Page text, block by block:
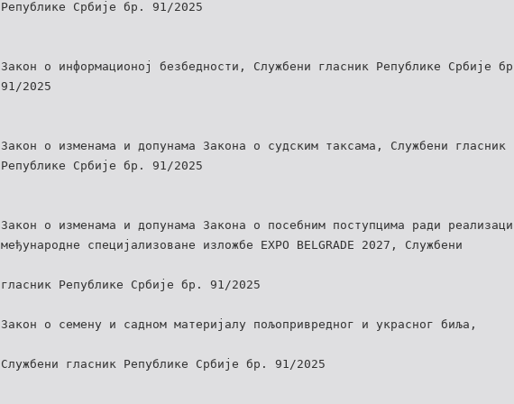
Републике Србије бр. 91/2025
Закон о информационој безбедности, Службени гласник Републике Србије
91/2025
Закон о изменама и допунама Закона о судским таксама, Службени гласник
Републике Србије бр. 91/2025
Закон о изменама и допунама Закона о посебним поступцима ради
међународне специјализоване изложбе EXPO BELGRADE 2027, Службени
гласник Републике Србије бр. 91/2025
Закон о семену и садном материјалу пољопривредног и украсног биља,
Службени гласник Републике Србије бр. 91/2025